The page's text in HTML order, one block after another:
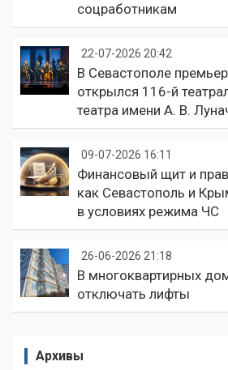
соцработникам
22-07-2026 20:42
В Севастополе
открылся 116-й
театра имени А. В.
09-07-2026 16:11
Финансовый щит и
как Севастополь и
в условиях режима ЧС
26-06-2026 21:18
В многоквартирных
отключать лифты
Архивы